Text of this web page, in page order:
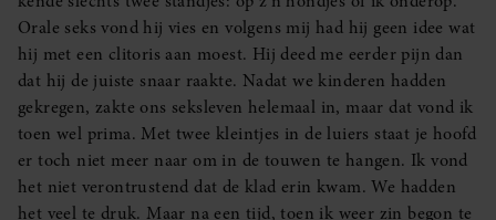
Orale seks vond hij vies en volgens mij had hij geen idee wat
hij met een clitoris aan moest. Hij deed me eerder pijn dan
dat hij de juiste snaar raakte. Nadat we kinderen hadden
gekregen, zakte ons seksleven helemaal in, maar dat vond ik
toen wel prima. Met twee kleintjes in de luiers staat je hoofd
er toch niet meer naar om in de touwen te hangen. Ik vond
het niet verontrustend dat de klad erin kwam. We hadden
het veel te druk. Maar na een tijd, toen ik weer zin begon te